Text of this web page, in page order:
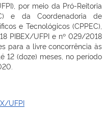
por meio da Pró-Reitoria
e da Coordenadoria de
e Tecnológicos (CPPEC),
PIBEX/UFPI e nº 029/2018
para a livre concorrência às
12 (doze) meses, no período
UFPI